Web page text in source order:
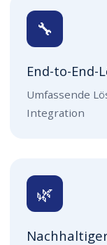
🔧
End-to-End-
Umfassende
Integration
🌿